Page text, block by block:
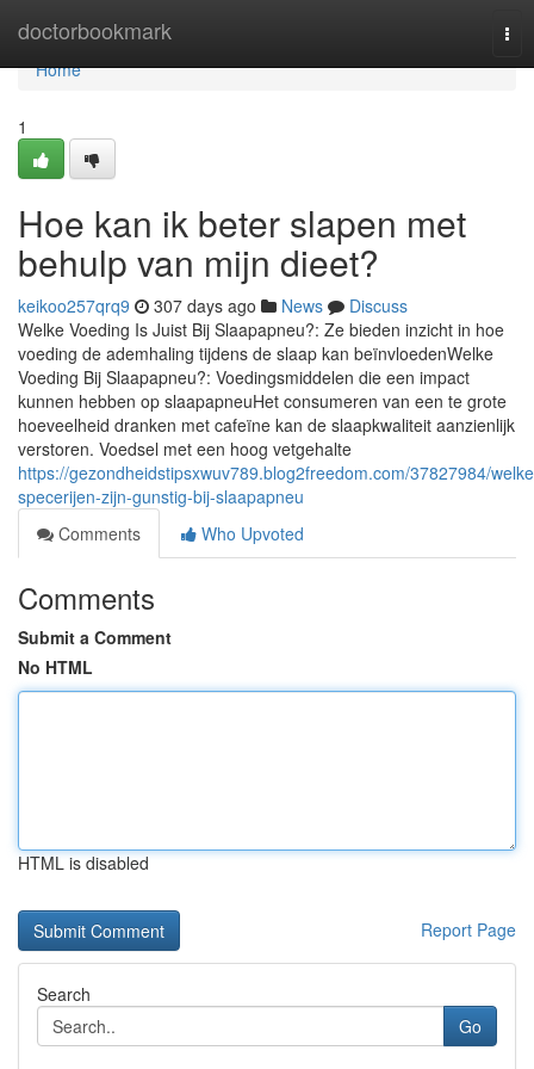
doctorbookmark
Home
Home
1
Hoe kan ik beter slapen met
behulp van mijn dieet?
keikoo257qrq9 307 days ago News
Discuss
Welke Voeding Is Juist Bij Slaapapneu?: Ze bieden inzicht in hoe
voeding de ademhaling tijdens de slaap kan beïnvloedenWelke
Voeding Bij Slaapapneu?: Voedingsmiddelen die een impact
kunnen hebben op slaapapneuHet consumeren van een te grote
hoeveelheid dranken met cafeïne kan de slaapkwaliteit aanzienlijk
verstoren. Voedsel met een hoog vetgehalte
https://gezondheidstipsxwuv789.blog2freedom.com/37827984/
specerijen-zijn-gunstig-bij-slaapapneu
Comments
Who Upvoted
Comments
Submit a Comment
No HTML
HTML is disabled
Report Page
Search
Go